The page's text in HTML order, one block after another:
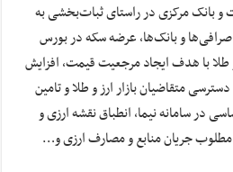
و بانک مرکزی در راستای ثبات‌بخشی به
و بانک‌ها، عرضه سکه در بورس‌
و طلا با هدف ایجاد مرجعیت قیمت، افزایش
متقاضیان بازار ارز و طلا و تامین
در سامانه نیما، انطباق نقشه ارزی و
جریان منابع و مصارف ارزی و…